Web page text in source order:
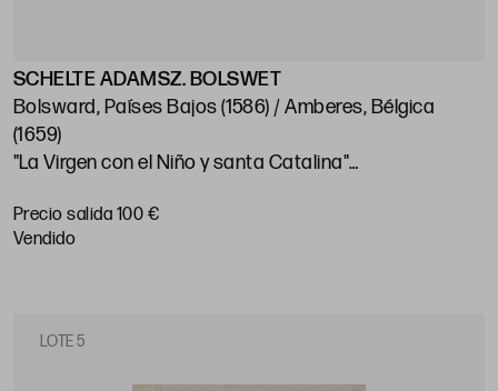
SCHELTE ADAMSZ. BOLSWET
Bolsward, Países Bajos (1586) / Amberes, Bélgica
(1659)
"La Virgen con el Niño y santa Catalina"
Precio salida 100 €
vendido
LOTE 5